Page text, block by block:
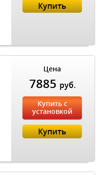
Купить
Цена
7885 руб.
Купить с
установкой
Купить